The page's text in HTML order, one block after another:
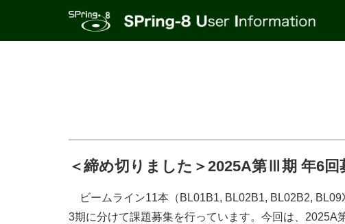
＜締め切りました＞2025A第Ⅲ期 年6
ビームライン11本（BL01B1, BL02B1, BL02B2,
3期に分けて課題募集を行っています。今回は、